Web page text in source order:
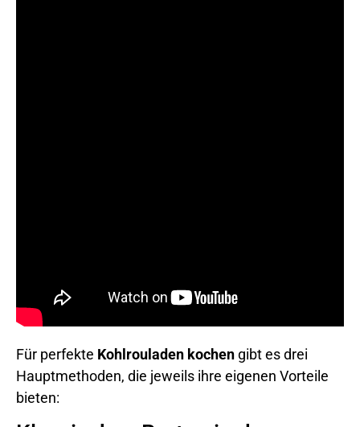
Für perfekte Kohlrouladen kochen gibt es drei
Hauptmethoden, die jeweils ihre eigenen Vorteile
bieten: